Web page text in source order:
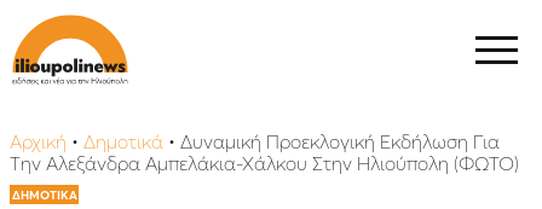
Αρχική • Δημοτικά • Δυναμική Προεκλογική Εκδήλωση Για
Την Αλεξάνδρα Αμπελάκια-Χάλκου Στην Ηλιούπολη (ΦΩΤΟ)
ΔΗΜΟΤΙΚΑ